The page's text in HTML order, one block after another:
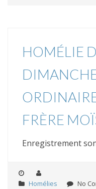
HOMÉLIE
FRÈRE
Enregistrement
Homélies No